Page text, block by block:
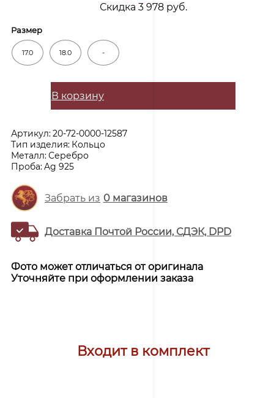
Скидка 3 978 руб.
Размер
17.0 18.0 -
В корзину
Артикул:20-72-0000-12587
Тип изделия: Кольцо
Металл:Серебро
Проба:Ag 925
Забрать из 0магазинов
Доставка Почтой России, СДЭК, DPD
Фото может отличаться от оригинала
Уточняйте при оформлении заказа
Входит в комплект